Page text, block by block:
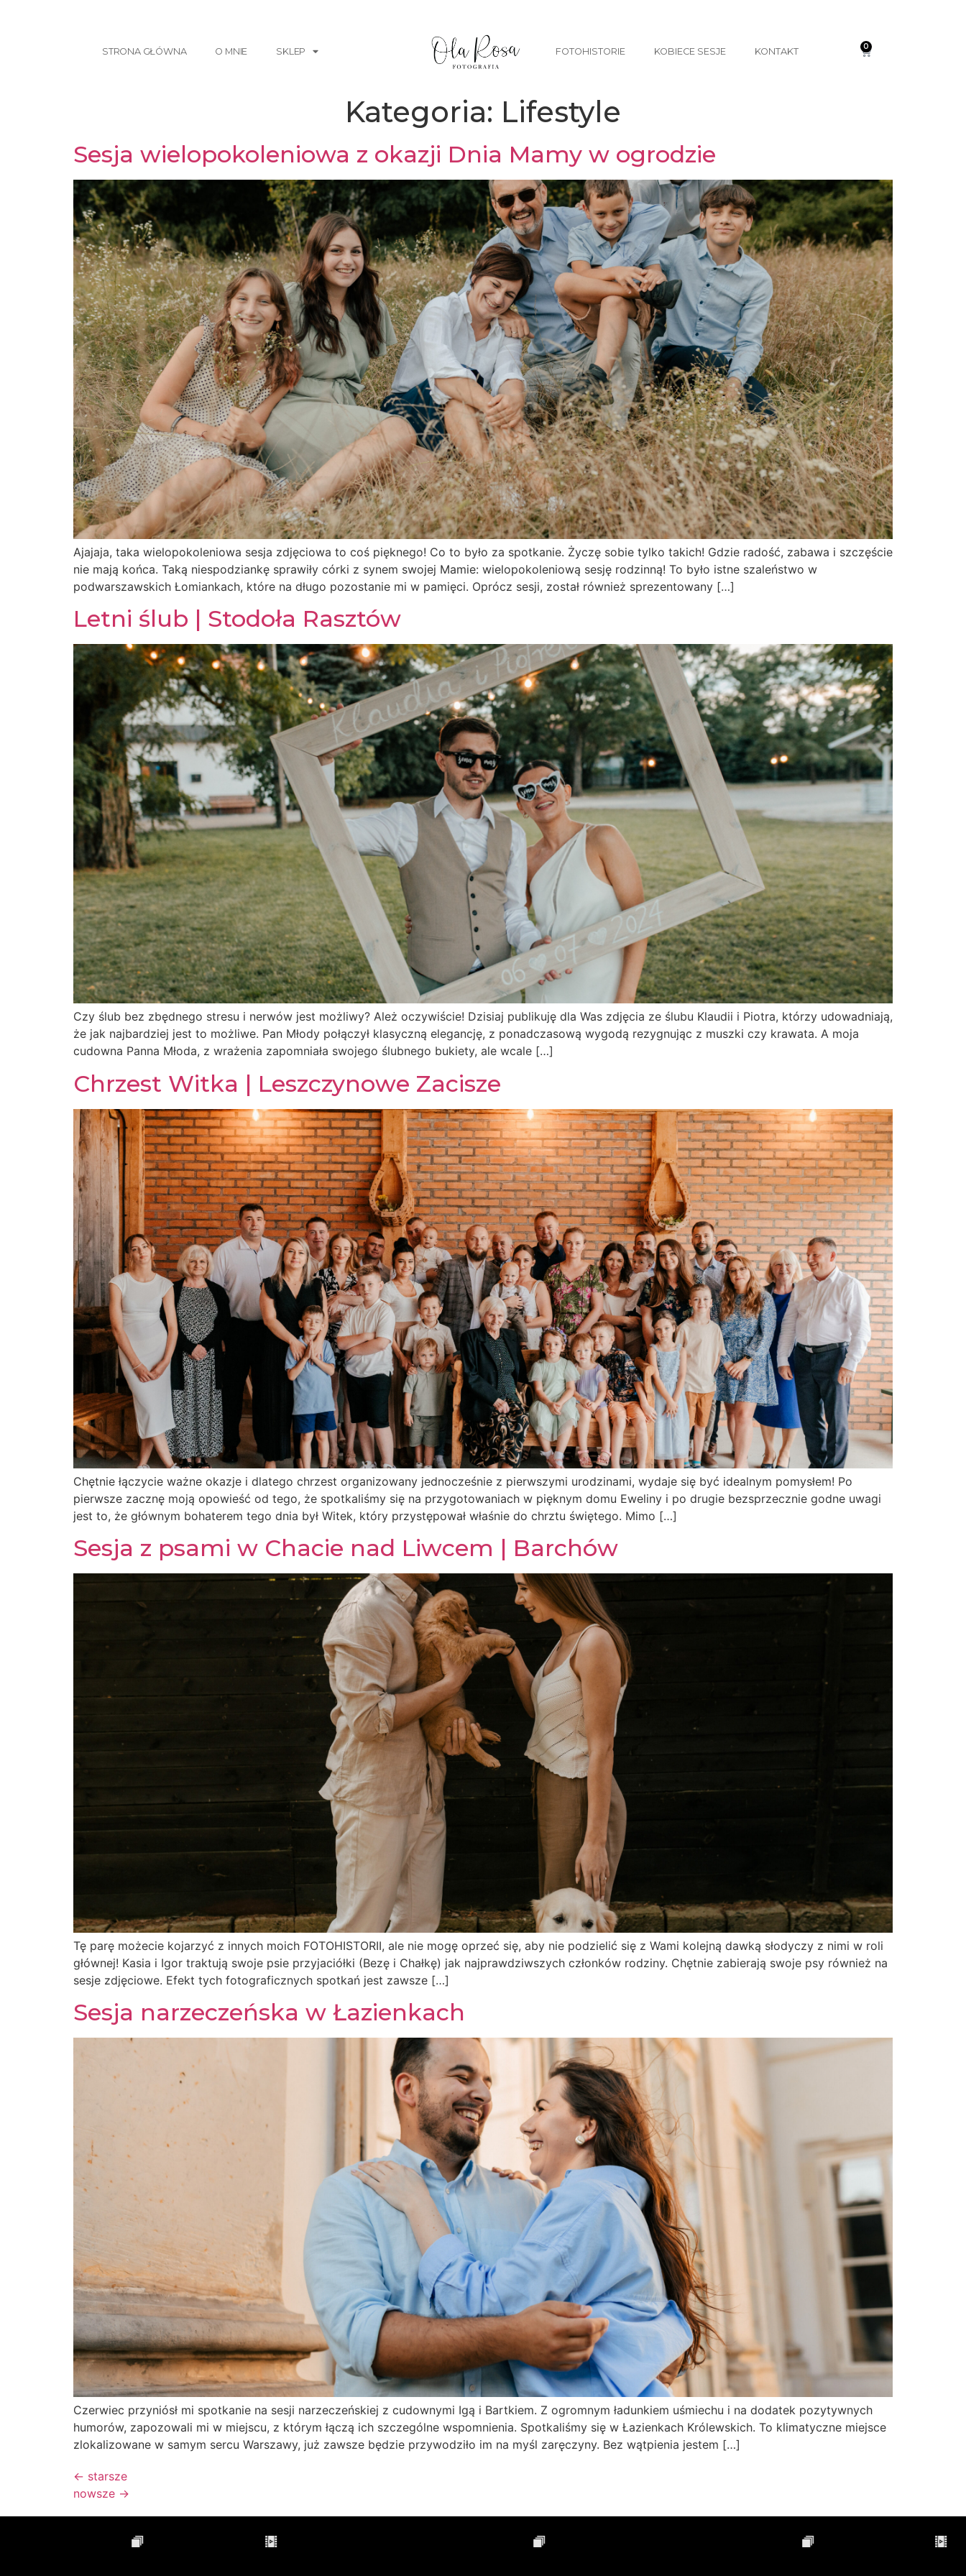
STRONA GŁÓWNA O MNIE SKLEP FOTOHISTORIE KOBIECE SESJE KONTAKT 0
Kategoria: Lifestyle
Sesja wielopokoleniowa z okazji Dnia Mamy w ogrodzie
Ajajaja, taka wielopokoleniowa sesja zdjęciowa to coś pięknego! Co to było za spotkanie. Życzę sobie tylko takich! Gdzie radość, zabawa i szczęście
nie mają końca. Taką niespodziankę sprawiły córki z synem swojej Mamie: wielopokoleniową sesję rodzinną! To było istne szaleństwo w
podwarszawskich Łomiankach, które na długo pozostanie mi w pamięci. Oprócz sesji, został również sprezentowany […]
Letni ślub | Stodoła Rasztów
Czy ślub bez zbędnego stresu i nerwów jest możliwy? Ależ oczywiście! Dzisiaj publikuję dla Was zdjęcia ze ślubu Klaudii i Piotra, którzy udowadniają,
że jak najbardziej jest to możliwe. Pan Młody połączył klasyczną elegancję, z ponadczasową wygodą rezygnując z muszki czy krawata. A moja
cudowna Panna Młoda, z wrażenia zapomniała swojego ślubnego bukiety, ale wcale […]
Chrzest Witka | Leszczynowe Zacisze
Chętnie łączycie ważne okazje i dlatego chrzest organizowany jednocześnie z pierwszymi urodzinami, wydaje się być idealnym pomysłem! Po
pierwsze zacznę moją opowieść od tego, że spotkaliśmy się na przygotowaniach w pięknym domu Eweliny i po drugie bezsprzecznie godne uwagi
jest to, że głównym bohaterem tego dnia był Witek, który przystępował właśnie do chrztu świętego. Mimo […]
Sesja z psami w Chacie nad Liwcem | Barchów
Tę parę możecie kojarzyć z innych moich FOTOHISTORII, ale nie mogę oprzeć się, aby nie podzielić się z Wami kolejną dawką słodyczy z nimi w roli
głównej! Kasia i Igor traktują swoje psie przyjaciółki (Bezę i Chałkę) jak najprawdziwszych członków rodziny. Chętnie zabierają swoje psy również na
sesje zdjęciowe. Efekt tych fotograficznych spotkań jest zawsze […]
Sesja narzeczeńska w Łazienkach
Czerwiec przyniósł mi spotkanie na sesji narzeczeńskiej z cudownymi Igą i Bartkiem. Z ogromnym ładunkiem uśmiechu i na dodatek pozytywnych
humorów, zapozowali mi w miejscu, z którym łączą ich szczególne wspomnienia. Spotkaliśmy się w Łazienkach Królewskich. To klimatyczne miejsce
zlokalizowane w samym sercu Warszawy, już zawsze będzie przywodziło im na myśl zaręczyny. Bez wątpienia jestem […]
← starsze
nowsze →